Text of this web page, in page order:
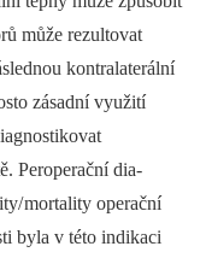
může rezultovat
kontralaterální
zásadní využití
Peroperační dia­
mortality operační
byla v této indikaci